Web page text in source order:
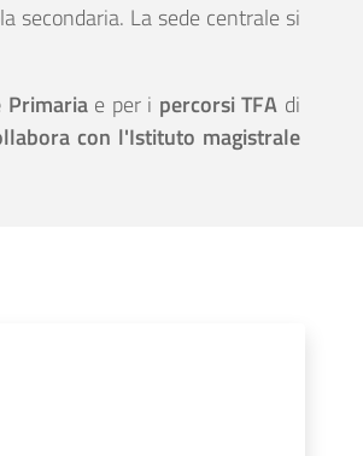
secondaria. La sede centrale si
Primariae per i percorsi TFA di
con l'Istituto magistrale